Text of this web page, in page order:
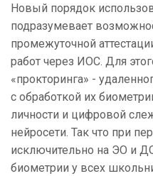
Новый порядок
подразумевает
промежуточной
работ через ИОС. Для
«прокторинга» -
с обработкой их
личности и цифровой
нейросети. Так что при
исключительно на ЭО и
биометрии у всех